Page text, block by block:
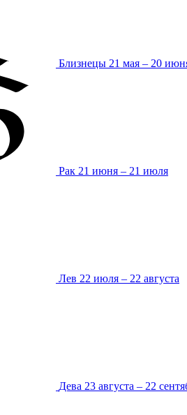
Близнецы 21 мая – 20
Рак 21 июня – 21 июля
Лев 22 июля – 22 августа
Дева 23 августа – 22